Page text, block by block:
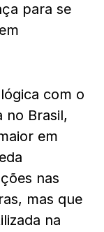
para se
com o
no Brasil,
em
nas
mas que
na